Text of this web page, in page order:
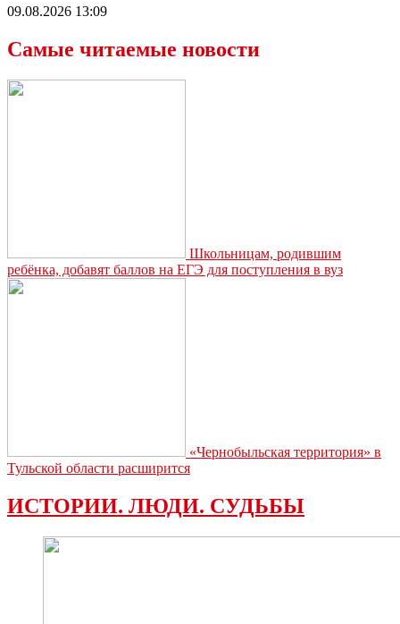
09.08.2026 13:09
Самые читаемые новости
Школьницам, родившим
ребёнка, добавят баллов на ЕГЭ для поступления в вуз
«Чернобыльская территория» в
Тульской области расширится
ИСТОРИИ. ЛЮДИ. СУДЬБЫ